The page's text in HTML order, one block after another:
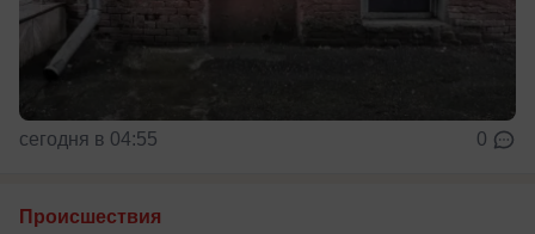
сегодня в 04:55 0
Происшествия